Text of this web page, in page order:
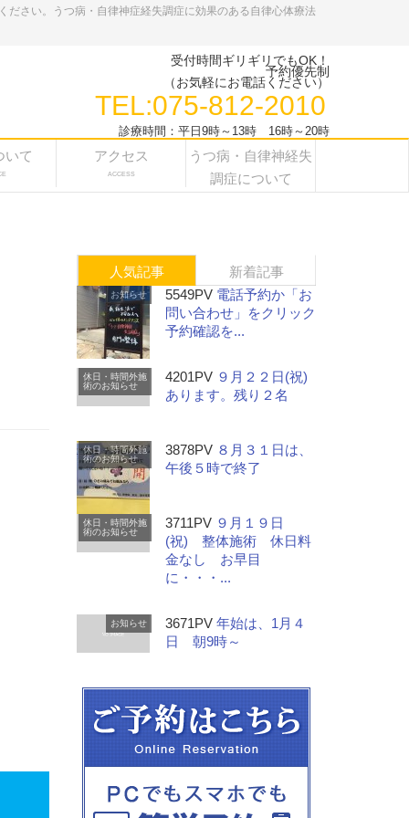
さい。うつ病・自律神症経失調症に効果のある自律心体療法
受付時間ギリギリでもOK！
予約優先制
（お気軽にお電話ください）
TEL:075-812-2010
診療時間：平日9時～13時 16時～20時
いて アクセス
ACCESS
うつ病・自律神経失
調症について
人気記事 新着記事
お知らせ 5549PV 電話予約か「お
問い合わせ」をクリック
予約確認を...
休日・時間外施
術のお知らせ
4201PV ９月２２日(祝)
あります。残り２名
休日・時間外施
術のお知らせ
3878PV ８月３１日は、
午後５時で終了
休日・時間外施
術のお知らせ
3711PV ９月１９日
(祝) 整体施術 休日料
金なし お早目
に・・・...
お知らせ 3671PV 年始は、1月４
日 朝9時～